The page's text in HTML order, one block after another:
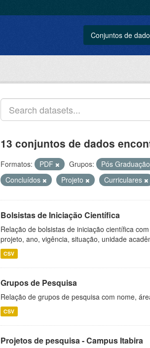
Conjuntos de
13 conjuntos de dados
Formatos: PDF Grupos: Pós Graduação
Concluídos
Projeto Curriculares
Bolsistas de Iniciação Científica
Relação de bolsistas de iniciação científica
projeto, ano, vigência, situação, unidade
CSV
Grupos de Pesquisa
Relação de grupos de pesquisa com nome,
CSV
Projetos de pesquisa - Campus Itabira